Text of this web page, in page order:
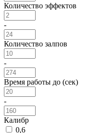
Количество эффектов
-
Количество залпов
-
Время работы до (сек)
-
Калибр
0,6